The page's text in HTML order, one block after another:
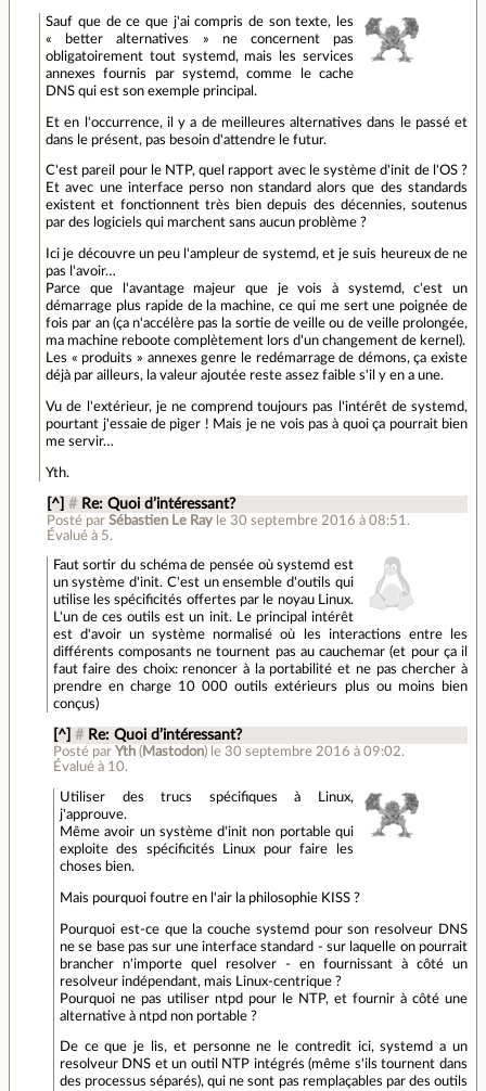
Sauf que de ce que j'ai compris de son texte, les
« better alternatives » ne concernent pas
obligatoirement tout systemd, mais les services
annexes fournis par systemd, comme le cache
DNS qui est son exemple principal.
Et en l'occurrence, il y a de meilleures alternatives dans le passé et
dans le présent, pas besoin d'attendre le futur.
C'est pareil pour le NTP, quel rapport avec le système d'init de l'OS ?
Et avec une interface perso non standard alors que des standards
existent et fonctionnent très bien depuis des décennies, soutenus
par des logiciels qui marchent sans aucun problème ?
Ici je découvre un peu l'ampleur de systemd, et je suis heureux de ne
pas l'avoir…
Parce que l'avantage majeur que je vois à systemd, c'est un
démarrage plus rapide de la machine, ce qui me sert une poignée de
fois par an (ça n'accélère pas la sortie de veille ou de veille prolongée,
ma machine reboote complètement lors d'un changement de kernel).
Les « produits » annexes genre le redémarrage de démons, ça existe
déjà par ailleurs, la valeur ajoutée reste assez faible s'il y en a une.
Vu de l'extérieur, je ne comprend toujours pas l'intérêt de systemd,
pourtant j'essaie de piger ! Mais je ne vois pas à quoi ça pourrait bien
me servir…
Yth.
[^] # Re: Quoi d’intéressant?
Posté par Sébastien Le Ray le 30 septembre 2016 à 08:51 .
Évalué à 5.
Faut sortir du schéma de pensée où systemd est
un système d'init. C'est un ensemble d'outils qui
utilise les spécificités offertes par le noyau Linux.
L'un de ces outils est un init. Le principal intérêt
est d'avoir un système normalisé où les interactions entre les
différents composants ne tournent pas au cauchemar (et pour ça il
faut faire des choix: renoncer à la portabilité et ne pas chercher à
prendre en charge 10 000 outils extérieurs plus ou moins bien
conçus)
[^] # Re: Quoi d’intéressant?
Posté par Yth( Mastodon) le 30 septembre 2016 à 09:02.
Évalué à 10.
Utiliser des trucs spécifiques à Linux,
j'approuve.
Même avoir un système d'init non portable qui
exploite des spécificités Linux pour faire les
choses bien.
Mais pourquoi foutre en l'air la philosophie KISS ?
Pourquoi est-ce que la couche systemd pour son resolveur DNS
ne se base pas sur une interface standard - sur laquelle on pourrait
brancher n'importe quel resolver - en fournissant à côté un
resolveur indépendant, mais Linux-centrique ?
Pourquoi ne pas utiliser ntpd pour le NTP, et fournir à côté une
alternative à ntpd non portable ?
De ce que je lis, et personne ne le contredit ici, systemd a un
resolveur DNS et un outil NTP intégrés (même s'ils tournent dans
des processus séparés), qui ne sont pas remplaçables par des outils